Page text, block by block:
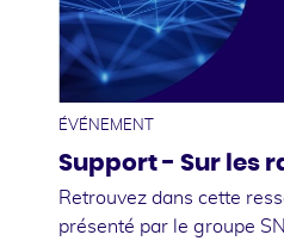
ÉVÉNEMENT
Support - Sur les
Retrouvez dans cette
présenté par le groupe